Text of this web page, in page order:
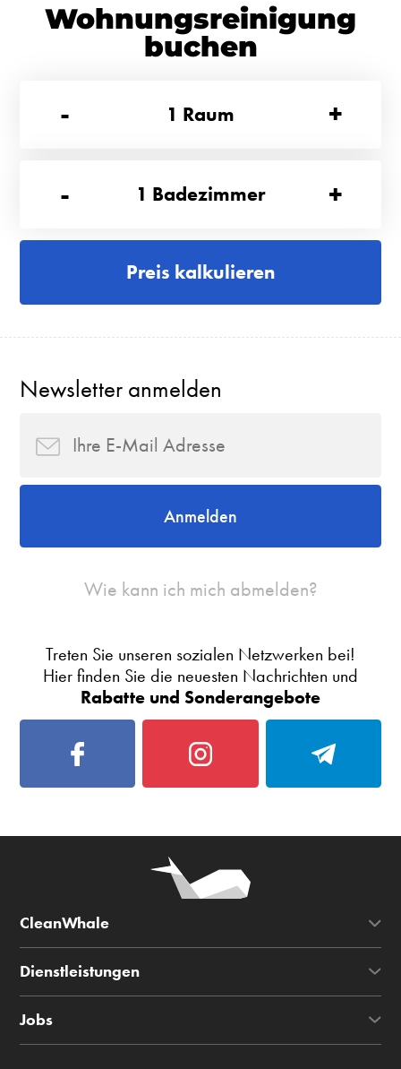
Wohnungsreinigung
buchen
-
1 Raum +
- 1 Badezimmer +
Preis kalkulieren
Newsletter anmelden
Anmelden
Wie kann ich mich abmelden?
Treten Sie unseren sozialen Netzwerken bei!
Hier finden Sie die neuesten Nachrichten und
Rabatte und Sonderangebote
CleanWhale
Dienstleistungen
Jobs